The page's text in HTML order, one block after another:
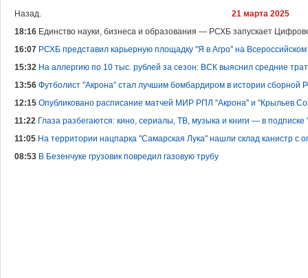
Назад.
21 марта 2025
18:16 Единство науки, бизнеса и образования — РСХБ запускает
16:07 РСХБ представил карьерную площадку "Я в Агро" на Всероссийском
15:32 На аллергию по 10 тыс. рублей за сезон: ВСК выяснил средние
13:56 Футболист "Акрона" стал лучшим бомбардиром в истории сборной
12:15 Опубликовано расписание матчей МИР РПЛ "Акрона" и "Крыльев
11:22 Глаза разбегаются: кино, сериалы, ТВ, музыка и книги — в
11:05 На территории нацпарка "Самарская Лука" нашли склад канистр с
08:53 В Безенчуке грузовик повредил газовую трубу